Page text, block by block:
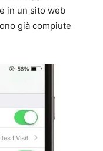
in un sito web
già compiute